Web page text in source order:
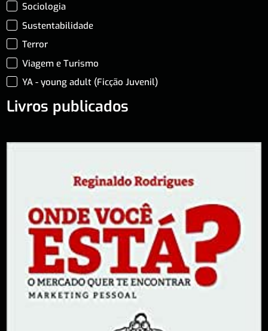
Sociologia
Sustentabilidade
Terror
Viagem e Turismo
YA - young adult (Ficção Juvenil)
Livros publicados